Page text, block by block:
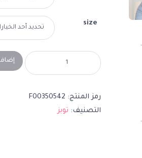
size
رمز المنتج: F00350542
التصنيف: توبز